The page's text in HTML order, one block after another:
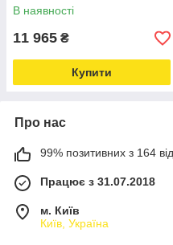
В наявності
11 965 ₴
Купити
Про нас
99% позитивних з 164
Працює з 31.07.2018
м. Київ
Київ, Україна